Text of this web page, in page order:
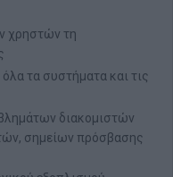
χρηστών τη
τα συστήματα και τις
διακομιστών
σημείων πρόσβασης